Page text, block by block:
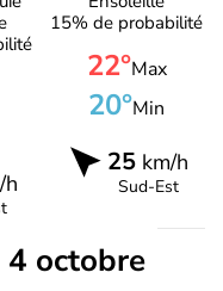
15% de probabilité
22°Max
20°Min
25 km/h
Sud-Est
4 octobre